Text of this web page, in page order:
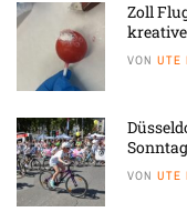
Zoll
VON UTE
VON UTE